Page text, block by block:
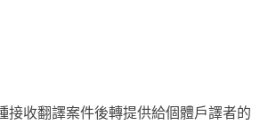
接收翻譯案件後轉提供給個體戶譯者的